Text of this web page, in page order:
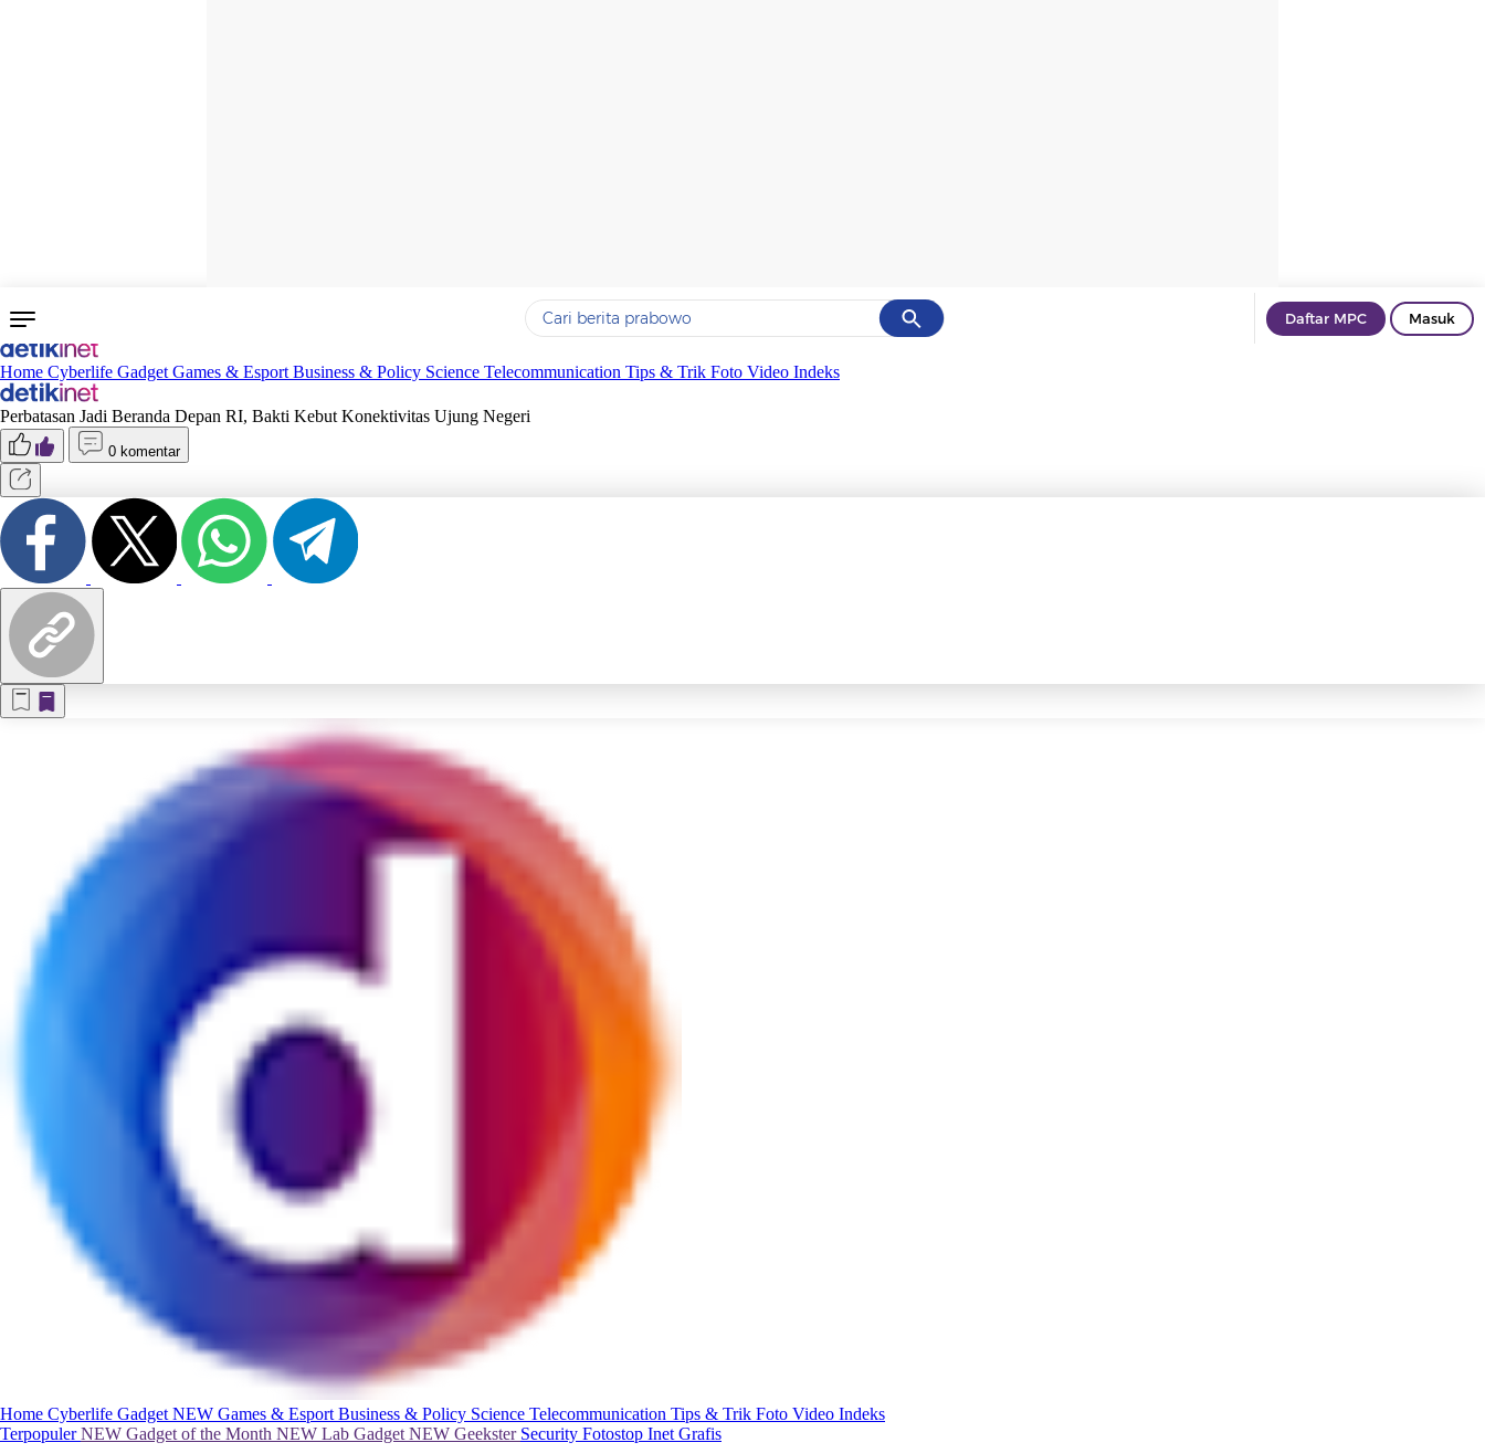
Cancel
Yang sedang ramai dicari
Terakhir yang dicari
Daftar MPC Masuk
Home Cyberlife Gadget Games & Esport Business & Policy Science Telecommunication Tips & Trik Foto Video Indeks
Perbatasan Jadi Beranda Depan RI, Bakti Kebut Konektivitas Ujung Negeri
0 komentar
Home Cyberlife Gadget NEW Games & Esport Business & Policy Science Telecommunication Tips & Trik Foto Video Indeks
TerpopulerNEW Gadget of the Month NEW Lab Gadget NEW Geekster Security Fotostop Inet Grafis